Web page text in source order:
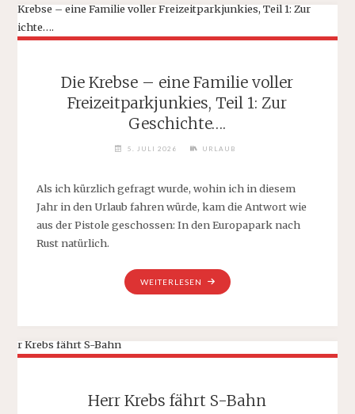
FAMILIE
FREIZEITPARKJUNKIES,
MANN
ODER
MAUS!“
Die Krebse – eine Familie voller
Freizeitparkjunkies, Teil 1: Zur
Geschichte….
5. JULI 2026 URLAUB
Als ich kürzlich gefragt wurde, wohin ich in diesem
Jahr in den Urlaub fahren würde, kam die Antwort wie
aus der Pistole geschossen: In den Europapark nach
Rust natürlich.
WEITERLESEN
„DIE
KREBSE
EINE
FAMILIE
VOLLER
1:
Herr Krebs fährt S-Bahn